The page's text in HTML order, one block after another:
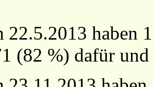
22.5.2013 haben
(82 %) dafür